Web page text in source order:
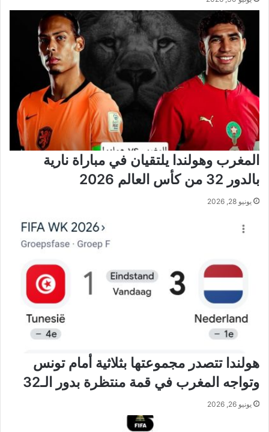
المغرب وهولندا يلتقيان في مباراة نارية
بالدور 32 من كأس العالم 2026
يونيو 28, 2026
هولندا تتصدر مجموعتها بثلاثية أمام تونس
وتواجه المغرب في قمة منتظرة بدور الـ32
يونيو 26, 2026